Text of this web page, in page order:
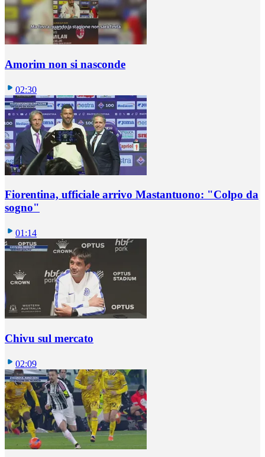
Amorim non si nasconde
02:30
Fiorentina, ufficiale arrivo Mastantuono: "Colpo da
sogno"
01:14
Chivu sul mercato
02:09